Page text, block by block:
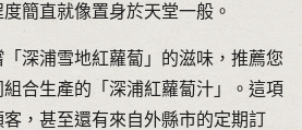
簡直就像置身於天堂一般。
深浦雪地紅蘿蔔」的滋味，推薦您
合生產的「深浦紅蘿蔔汁」。這項
，甚至還有來自外縣市的定期訂